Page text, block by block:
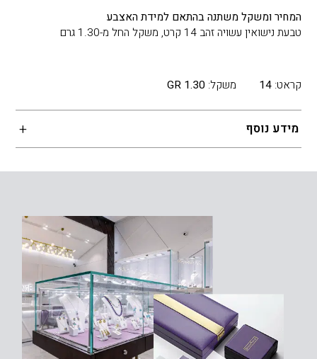
המחיר ומשקל משתנה בהתאם למידת האצבע
טבעת נישואין עשויה זהב 14 קרט, משקל החל מ-1.30 גרם
קראט: 14 משקל: 1.30 GR
מידע נוסף